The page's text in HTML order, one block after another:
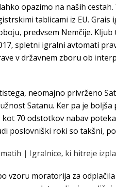
opazimo na naših
tablicami iz EU.
predvsem Nemčije.
spletni igralni avtomati
v državnem zboru ob
neomajno privrženo
Satanu. Ker pa je
kot 70 odstotkov nabav
poslovniški roki so takšni,
| Igralnice, ki hitreje
vzoru moratorija za